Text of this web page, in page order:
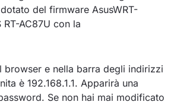
del firmware AsusWRT-
AC87U con la
e nella barra degli indirizzi
è 192.168.1.1. Apparirà una
Se non hai mai modificato